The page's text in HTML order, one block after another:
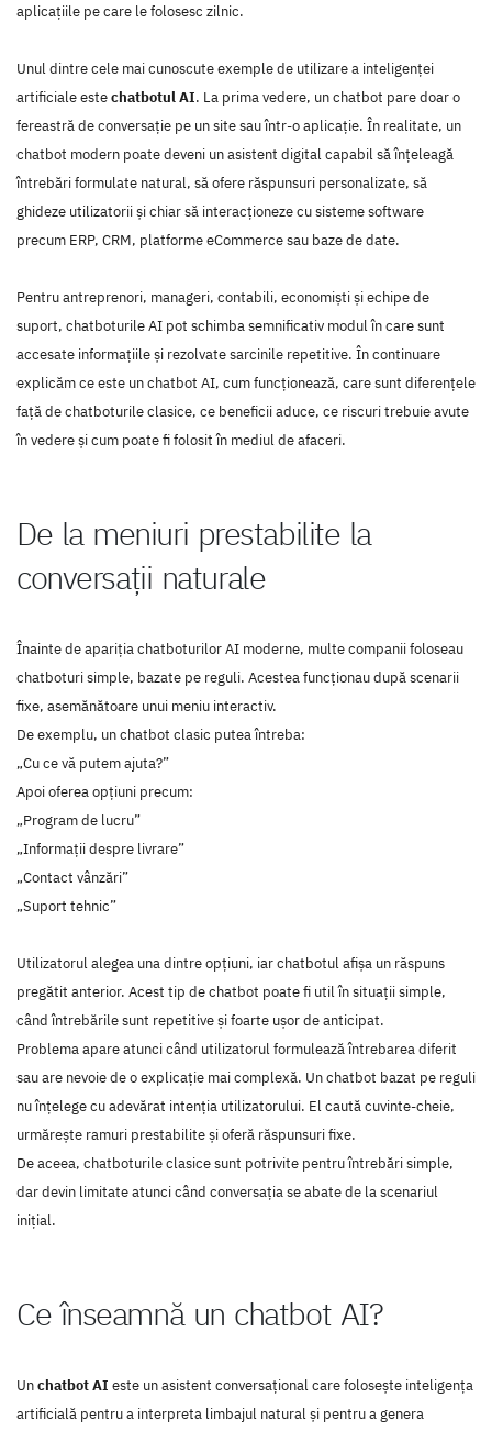
aplicațiile pe care le folosesc zilnic.
Unul dintre cele mai cunoscute exemple de utilizare a inteligenței
artificiale estechatbotul AI. La prima vedere, un chatbot pare doar o
fereastră de conversație pe un site sau într-o aplicație. În realitate, un
chatbot modern poate deveni un asistent digital capabil să înțeleagă
întrebări formulate natural, să ofere răspunsuri personalizate, să
ghideze utilizatorii și chiar să interacționeze cu sisteme software
precum ERP, CRM, platforme eCommerce sau baze de date.
Pentru antreprenori, manageri, contabili, economiști și echipe de
suport, chatboturile AI pot schimba semnificativ modul în care sunt
accesate informațiile și rezolvate sarcinile repetitive. În continuare
explicăm ce este un chatbot AI, cum funcționează, care sunt diferențele
față de chatboturile clasice, ce beneficii aduce, ce riscuri trebuie avute
în vedere și cum poate fi folosit în mediul de afaceri.
De la meniuri prestabilite la
conversații naturale
Înainte de apariția chatboturilor AI moderne, multe companii foloseau
chatboturi simple, bazate pe reguli. Acestea funcționau după scenarii
fixe, asemănătoare unui meniu interactiv.
De exemplu, un chatbot clasic putea întreba:
„Cu ce vă putem ajuta?”
Apoi oferea opțiuni precum:
„Program de lucru”
„Informații despre livrare”
„Contact vânzări”
„Suport tehnic”
Utilizatorul alegea una dintre opțiuni, iar chatbotul afișa un răspuns
pregătit anterior. Acest tip de chatbot poate fi util în situații simple,
când întrebările sunt repetitive și foarte ușor de anticipat.
Problema apare atunci când utilizatorul formulează întrebarea diferit
sau are nevoie de o explicație mai complexă. Un chatbot bazat pe reguli
nu înțelege cu adevărat intenția utilizatorului. El caută cuvinte-cheie,
urmărește ramuri prestabilite și oferă răspunsuri fixe.
De aceea, chatboturile clasice sunt potrivite pentru întrebări simple,
dar devin limitate atunci când conversația se abate de la scenariul
inițial.
Ce înseamnă un chatbot AI?
Unchatbot AI este un asistent conversațional care folosește inteligența
artificială pentru a interpreta limbajul natural și pentru a genera